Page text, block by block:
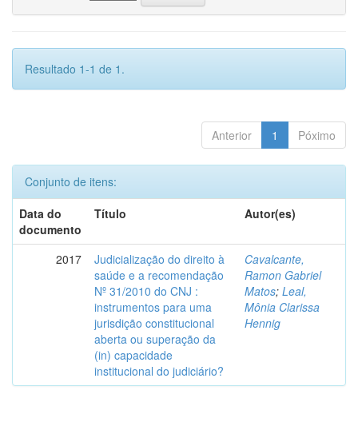
Resultado 1-1 de 1.
Anterior 1 Póximo
Conjunto de itens:
Data do
documento
Título Autor(es)
2017
Judicialização do direito à
saúde e a recomendação
Nº 31/2010 do CNJ :
instrumentos para uma
jurisdição constitucional
aberta ou superação da
(in) capacidade
institucional do judiciário?
Cavalcante,
Ramon Gabriel
Matos; Leal,
Mônia Clarissa
Hennig